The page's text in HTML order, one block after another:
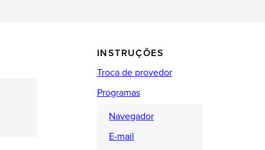
INSTRUÇÕES
Troca de provedor
Programas
Navegador
E-mail